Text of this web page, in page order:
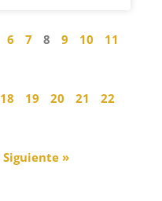
6 7 8 9 10 11
18 19 20 21 22
Siguiente »